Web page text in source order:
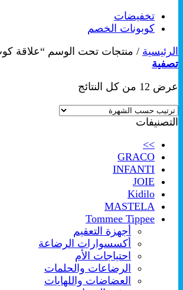
تخفيضات
كوبونات الخصم
الرئيسية / منتجات تحت الوسم “علاقة
تصفية
عرض ⁦12⁩ من كل النتائج
حسب
التصنيفات
>>
GRACO
INFANTI
JOIE
Kidilo
MASTELA
Tommee Tippee
أجهزة التعقيم
أكسسوارات الرضاعة
احتياجات الأم
الرضاعات والحلمات
العضاضات واللهايات